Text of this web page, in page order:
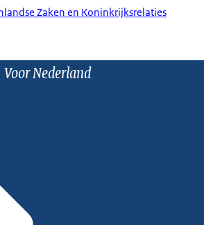
Zaken en Koninkrijksrelaties
Nederland